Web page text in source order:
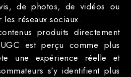
de photos, de vidéos ou
réseaux sociaux.
produits directement
est perçu comme plus
une expérience réelle et
s’y identifient plus